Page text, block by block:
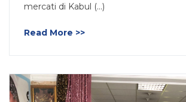
mercati di Kabul (…)
Read More >>